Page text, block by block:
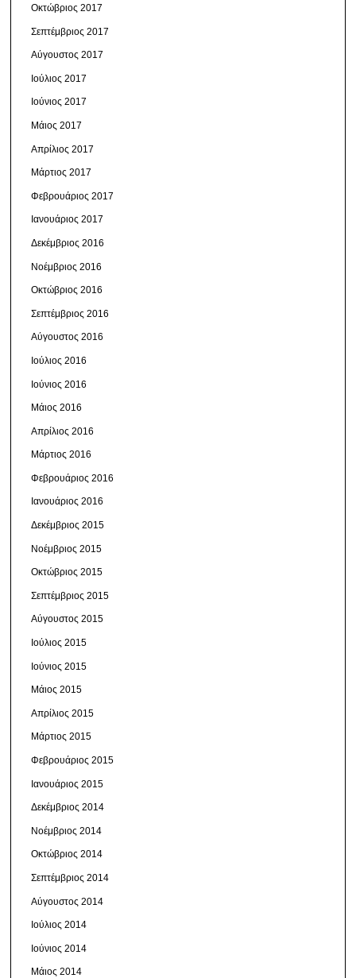
Οκτώβριος 2017
Σεπτέμβριος 2017
Αύγουστος 2017
Ιούλιος 2017
Ιούνιος 2017
Μάιος 2017
Απρίλιος 2017
Μάρτιος 2017
Φεβρουάριος 2017
Ιανουάριος 2017
Δεκέμβριος 2016
Νοέμβριος 2016
Οκτώβριος 2016
Σεπτέμβριος 2016
Αύγουστος 2016
Ιούλιος 2016
Ιούνιος 2016
Μάιος 2016
Απρίλιος 2016
Μάρτιος 2016
Φεβρουάριος 2016
Ιανουάριος 2016
Δεκέμβριος 2015
Νοέμβριος 2015
Οκτώβριος 2015
Σεπτέμβριος 2015
Αύγουστος 2015
Ιούλιος 2015
Ιούνιος 2015
Μάιος 2015
Απρίλιος 2015
Μάρτιος 2015
Φεβρουάριος 2015
Ιανουάριος 2015
Δεκέμβριος 2014
Νοέμβριος 2014
Οκτώβριος 2014
Σεπτέμβριος 2014
Αύγουστος 2014
Ιούλιος 2014
Ιούνιος 2014
Μάιος 2014